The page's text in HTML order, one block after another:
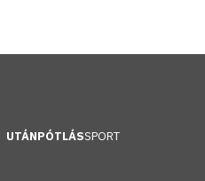
UTÁNPÓTLÁSSPORT